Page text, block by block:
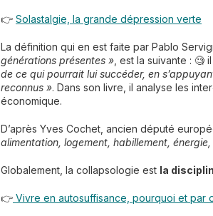
👉 Solastalgie, la grande dépression verte
La définition qui en est faite par Pablo
générations présentes », est la suivante : 🧐 il
de ce qui pourrait lui succéder, en
reconnus ». Dans son livre, il analyse les
économique.
D’après Yves Cochet, ancien député
alimentation, logement, habillement,
Globalement, la collapsologie est la
👉 Vivre en autosuffisance, pourquoi et par